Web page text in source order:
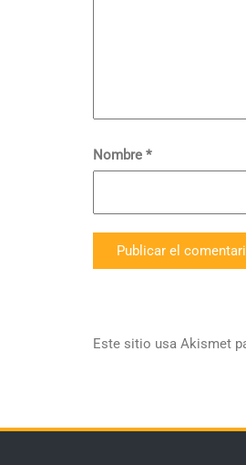
Nombre *
Este sitio usa Akismet